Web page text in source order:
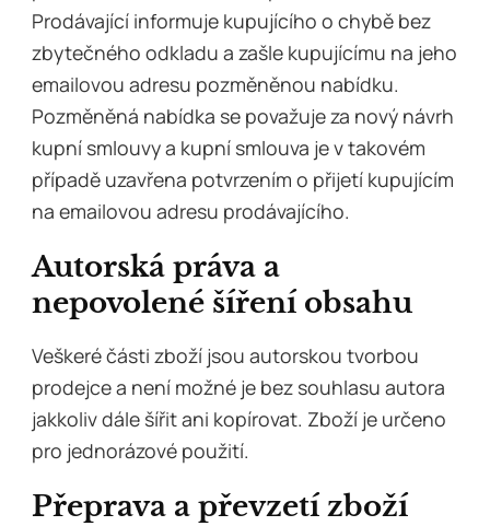
Prodávající informuje kupujícího o chybě bez
zbytečného odkladu a zašle kupujícímu na jeho
emailovou adresu pozměněnou nabídku.
Pozměněná nabídka se považuje za nový návrh
kupní smlouvy a kupní smlouva je v takovém
případě uzavřena potvrzením o přijetí kupujícím
na emailovou adresu prodávajícího.
Autorská práva a
nepovolené šíření obsahu
Veškeré části zboží jsou autorskou tvorbou
prodejce a není možné je bez souhlasu autora
jakkoliv dále šířit ani kopírovat. Zboží je určeno
pro jednorázové použití.
Přeprava a převzetí zboží